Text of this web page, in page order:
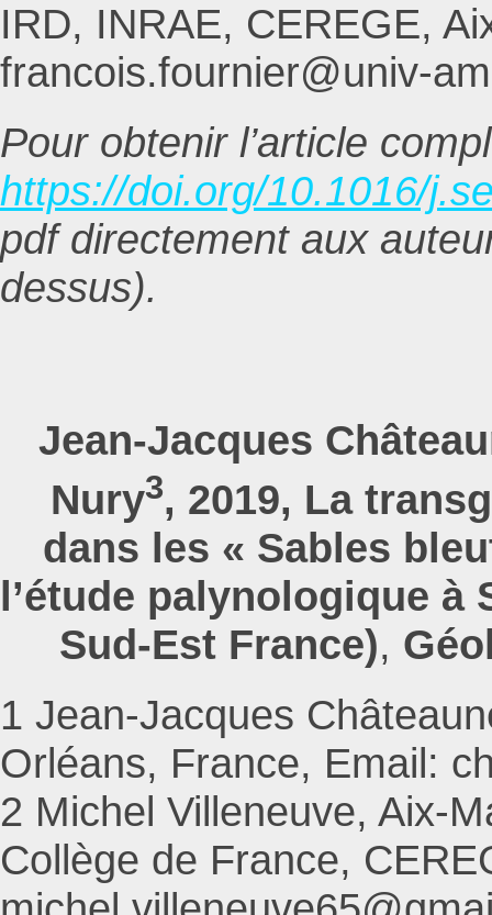
IRD, INRAE, CEREGE,
francois.fournier@univ-
Pour obtenir l’article
https://doi.org/10.1016/
pdf directement aux
dessus).
Jean-Jacques
Nury3, 2019, La
dans les « Sables
l’étude palynologique
Sud-Est France),
1 Jean-Jacques
Orléans, France, Email:
2 Michel Villeneuve, Aix-
Collège de France,